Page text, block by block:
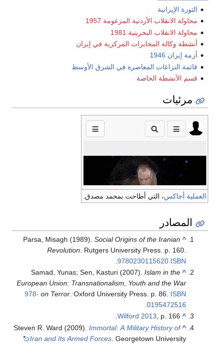
الثورة الإيرانية
محاولة الانقلاب الأردنية المزعومة 1957
محاولة الانقلاب البحرينية 1981
أنشطة وكالة المخابرات المركزية في إيران
أزمة إيران 1946
قائمة النزاعات المعاصرة في الشرق الأوسط
قسم الأنشطة الخاصة
مرئيات
العملية أجاكس، التي أطاحت بمحمد مصدق.
المصادر
^
Parsa, Misagh (1989).Social Origins of the Iranian
Revolution . Rutgers University Press. p. 160.
ISBN
9780230115620
.
^
Samad, Yunas; Sen, Kasturi (2007).Islam in the
European Union: Transnationalism, Youth and the War
on Terror . Oxford University Press. p. 86. ISBN
978-
0195472516
.
^
Wilford 2013, p. 166.
^
Steven R. Ward (2009).Immortal: A Military History of
Iran and Its Armed Forces . Georgetown University